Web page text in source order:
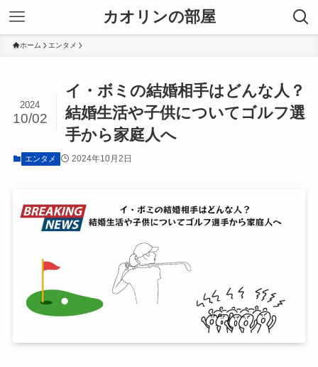
カオリンの部屋
ホーム エンタメ
イ・ボミの結婚相手はどんな人？
結婚生活や子供についてゴルフ選
手から家庭人へ
2024
10/02
エンタメ 2024年10月2日